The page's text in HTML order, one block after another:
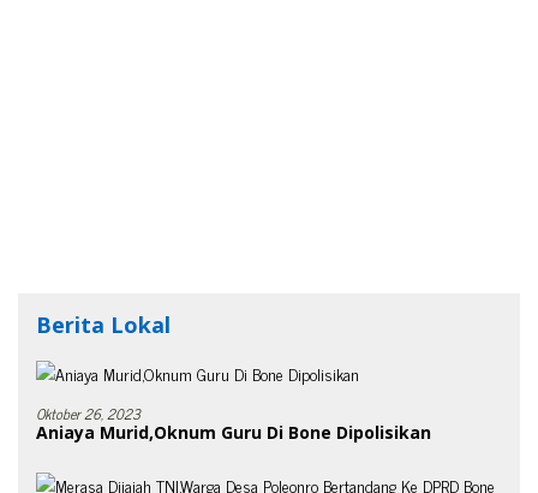
Berita Lokal
Oktober 26, 2023
Aniaya Murid,Oknum Guru Di Bone Dipolisikan